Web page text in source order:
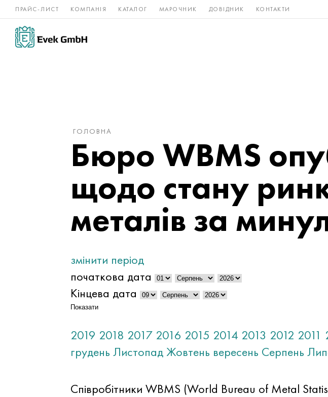
ПРАЙС-ЛИСТ КОМПАНІЯ КАТАЛОГ МАРОЧНИК ДОВІДНИК КОНТАКТИ
Нікелеві
сплави
Рідкісні і
ГОЛОВНА
Бюро WBMS
щодо стану
металів за
змінити період
початкова дата
Кінцева дата
Показати
2019 2018 2017 2016 2015 2014 2013 2012 2011
грудень ЛистопадЖовтень вересень Серпень
Співробітники WBMS (World Bureau of Metal